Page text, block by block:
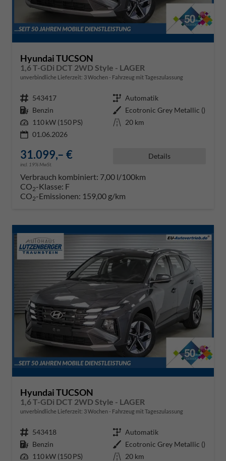
Hyundai TUCSON
1,6 T-GDi DCT 2WD Style - LAGER
unverbindliche Lieferzeit: 3 Wochen Fahrzeug mit Tageszulassung
Fahrzeugnr. 543417 Getriebe Automatik
Kraftstoff Benzin Außenfarbe Ecotronic Grey Metallic ()
Leistung 110 kW (150 PS) Kilometerstand 20 km
01.06.2026
31.099,– €
incl. 19% MwSt.
Details
Verbrauch kombiniert: 7,00 l/100km
CO2-Klasse: F
CO2-Emissionen: 159,00 g/km
Hyundai TUCSON
1,6 T-GDi DCT 2WD Style - LAGER
unverbindliche Lieferzeit: 3 Wochen Fahrzeug mit Tageszulassung
Fahrzeugnr. 543418 Getriebe Automatik
Kraftstoff Benzin Außenfarbe Ecotronic Grey Metallic ()
Leistung 110 kW (150 PS) Kilometerstand 20 km